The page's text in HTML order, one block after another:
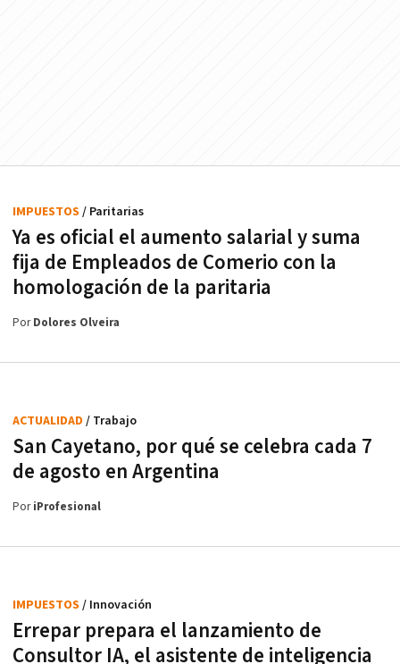
Ya es oficial el aumento salarial y suma
fija de Empleados de Comerio con la
homologación de la paritaria
IMPUESTOS / Paritarias
PorDolores Olveira
San Cayetano, por qué se celebra cada 7
de agosto en Argentina
ACTUALIDAD / Trabajo
PoriProfesional
Errepar prepara el lanzamiento de
Consultor IA, el asistente de inteligencia
IMPUESTOS / Innovación